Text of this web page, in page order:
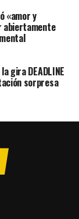
«amor y
abiertamente
gira DEADLINE
sorpresa